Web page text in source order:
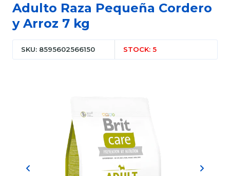
Adulto Raza Pequeña Cordero
y Arroz 7 kg
SKU: 8595602566150 STOCK: 5